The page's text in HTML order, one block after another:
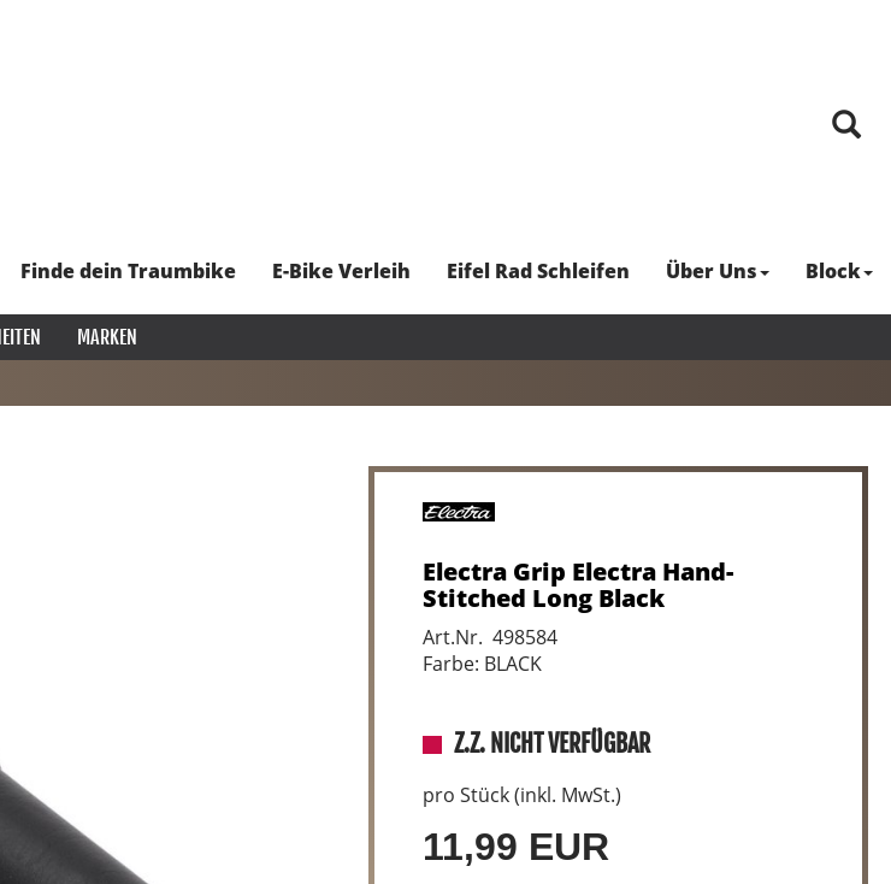
Finde dein Traumbike E-Bike Verleih Eifel Rad Schleifen Über Uns Block
MARKEN
Electra Grip Electra Hand-
Stitched Long Black
Art.Nr. 498584
Farbe: BLACK
Z.Z. NICHT VERFÜGBAR
pro Stück (inkl. MwSt.)
11,99 EUR